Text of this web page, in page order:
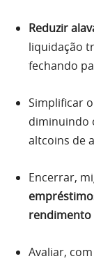
Reduzir
liquidação
fechando
Simplificar
diminuindo
altcoins de
Encerrar,
rendimento
Avaliar,